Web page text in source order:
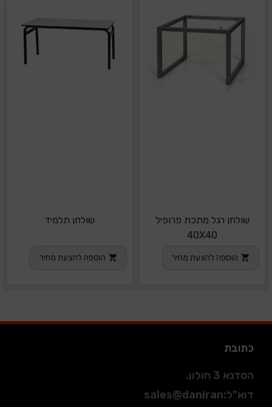
שולחן רגל מתכת פרופיל
40X40
הוספה להצעת מחיר
שולחן תלמיד
הוספה להצעת מחיר
כתובת
הסדנא 3 חולון.
דוא"ל:
sales@daniran